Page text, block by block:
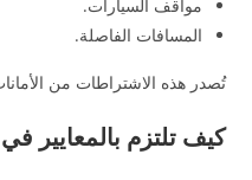
مواقف السيارات.
المسافات الفاصلة.
تُصدر هذه الاشتراطات من
كيف تلتزم بالمعايير